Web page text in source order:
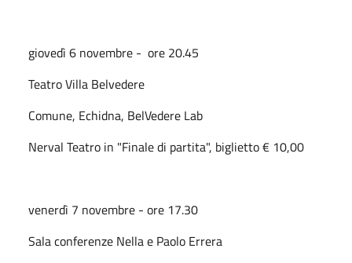
giovedì 6 novembre - ore 20.45
Teatro Villa Belvedere
Comune, Echidna, BelVedere Lab
Nerval Teatro in "Finale di partita", biglietto € 10,00
venerdì 7 novembre - ore 17.30
Sala conferenze Nella e Paolo Errera